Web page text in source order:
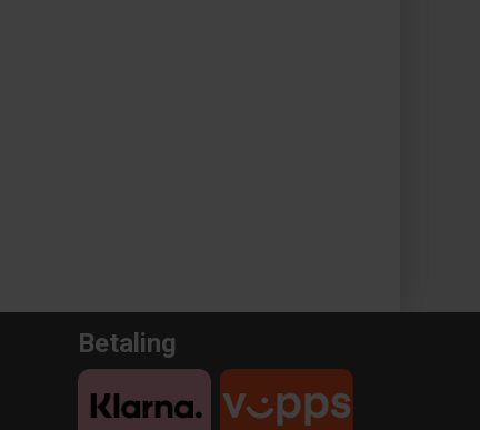
Betaling